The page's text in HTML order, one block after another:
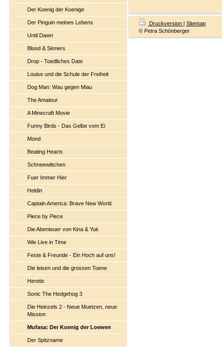
Der Koenig der Koenige
Der Pinguin meines Lebens
Until Dawn
Blood & Sinners
Drop - Toedliches Date
Louise und die Schule der Freiheit
Dog Man: Wau gegen Miau
The Amateur
A Minecraft Movie
Funny Birds - Das Gelbe vom Ei
Mond
Beating Hearts
Schneewittchen
Fuer Immer Hier
Heldin
Captain America: Brave New World
Piece by Piece
Die Abenteuer von Kina & Yuk
Wie Live in Time
Feste & Freunde - Ein Hoch auf uns!
Die leisen und die grossen Toene
Heretic
Sonic The Hedgehog 3
Die Heinzels 2 - Neue Muetzen, neue
Mission
Mufasa: Der Koenig der Loewen
Der Spitzname
Druckversion | Sitemap
© Petra Schönberger